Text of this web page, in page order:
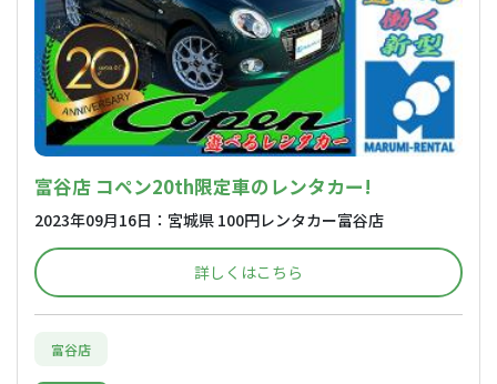
富谷店 コペン20th限定車のレンタカー!
2023年09月16日：宮城県 100円レンタカー富谷店
詳しくはこちら
富谷店